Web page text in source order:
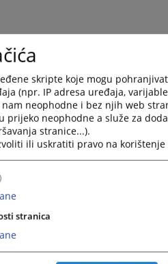
suđenja advokata
skripte koje mogu
(npr. IP adresa uređaja,
neophodne i bez njih web
prijeko neophodne a služe za
stranice...).
ili uskratiti pravo na
stranica